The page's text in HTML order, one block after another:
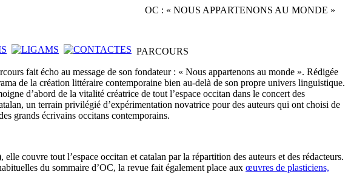
OC : « NOUS APPARTENONS AU MONDE »
PARCOURS
fait écho au message de son fondateur : « Nous appartenons au monde ». Rédigée
de la création littéraire contemporaine bien au-delà de son propre univers linguistique.
d’abord de la vitalité créatrice de tout l’espace occitan dans le concert des
un terrain privilégié d’expérimentation novatrice pour des auteurs qui ont choisi de
grands écrivains occitans contemporains.
couvre tout l’espace occitan et catalan par la répartition des auteurs et des rédacteurs.
du sommaire d’OC, la revue fait également place aux œuvres de plasticiens,